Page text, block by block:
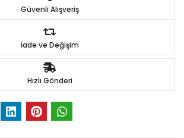
Güvenli Alışveriş
İade ve Değişim
Hızlı Gönderi